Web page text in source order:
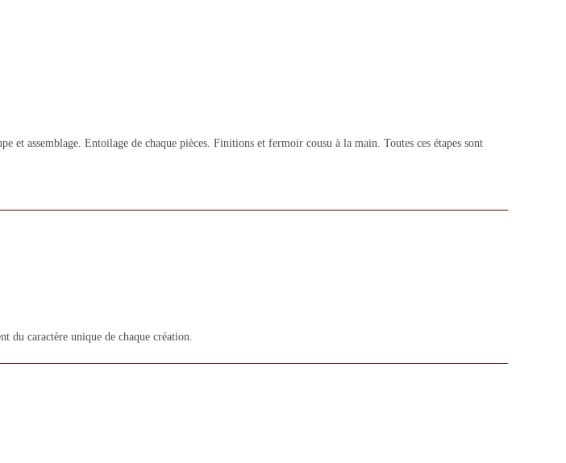
et assemblage. Entoilage de chaque pièces. Finitions et fermoir cousu à la main. Toutes ces étapes sont
du caractère unique de chaque création.